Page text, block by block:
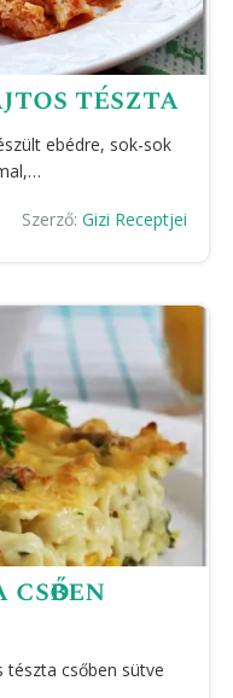
tészta
ebédre, sok-sok
Szerző: Gizi Receptjei
tészta csőben sütve